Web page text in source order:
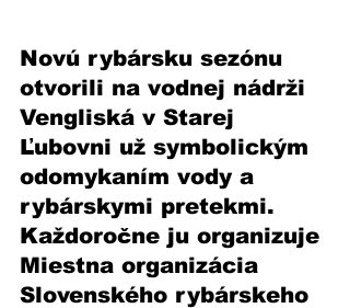
Novú rybársku sezónu
otvorili na vodnej nádrži
Vengliská v Starej
Ľubovni už symbolickým
odomykaním vody a
rybárskymi pretekmi.
Každoročne ju organizuje
Miestna organizácia
Slovenského rybárskeho